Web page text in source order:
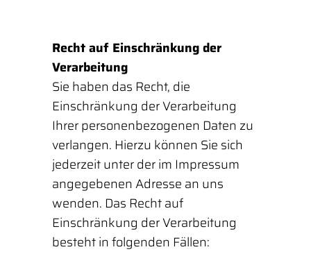
Recht auf Einschränkung der
Verarbeitung
Sie haben das Recht, die
Einschränkung der Verarbeitung
Ihrer personenbezogenen Daten zu
verlangen. Hierzu können Sie sich
jederzeit unter der im Impressum
angegebenen Adresse an uns
wenden. Das Recht auf
Einschränkung der Verarbeitung
besteht in folgenden Fällen: